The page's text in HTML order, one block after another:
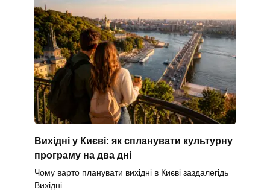
Вихідні у Києві: як спланувати культурну
програму на два дні
Чому варто планувати вихідні в Києві заздалегідь
Вихідні